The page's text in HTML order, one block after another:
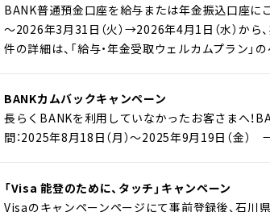
BANK普通預金口座を給与または年金振込口座に
～2026年3月31日（火）→2026年4月1日（水）か
件の詳細は、「給与・年金受取ウェルカムプラン」
BANKカムバックキャンペーン
長らくBANKを利用していなかったお客さまへ！
間：2025年8月18日（月）～2025年9月19日（金
「Visa 能登のために、タッチ」キャンペーン
Visaのキャンペーンページにて事前登録後、石